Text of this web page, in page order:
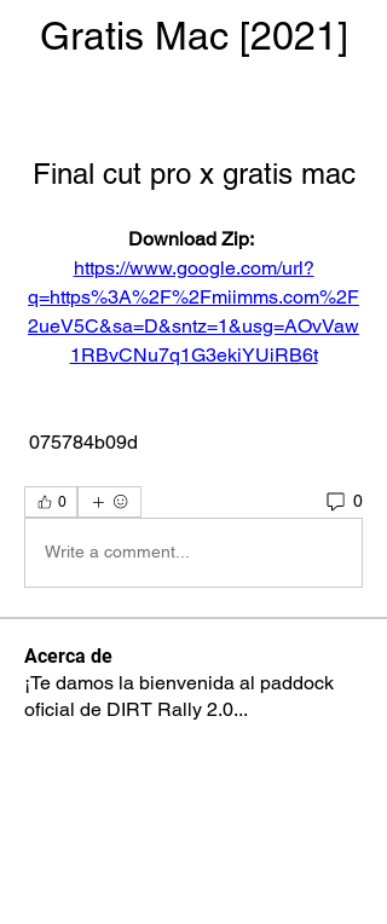
Gratis Mac [2021]
Final cut pro x gratis mac
https://www.google.com/url?
q=https%3A%2F%2Fmiimms.com%2F
2ueV5C&sa=D&sntz=1&usg=AOvVaw
1RBvCNu7q1G3ekiYUiRB6t
075784b09d
0 0
Write a comment...
Acerca de
¡Te damos la bienvenida al paddock
oficial de DIRT Rally 2.0...